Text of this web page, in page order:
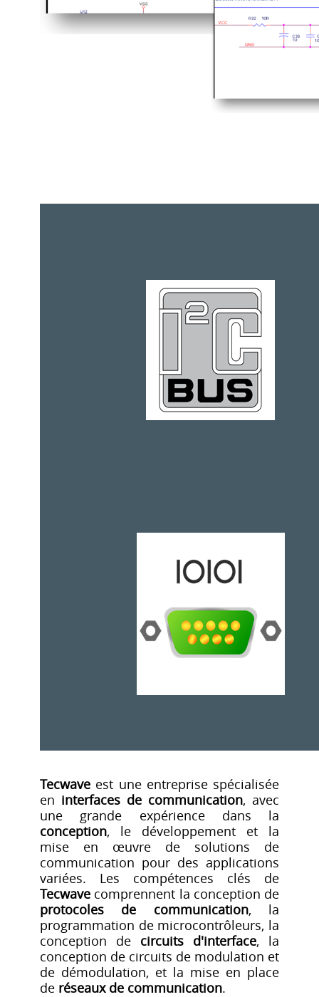
Tecwave est une entreprise spécialisée
en interfaces de communication, avec
une grande expérience dans la
conception, le développement et la
mise en œuvre de solutions de
communication pour des applications
variées. Les compétences clés de
Tecwave comprennent la conception de
protocoles de communication, la
programmation de microcontrôleurs, la
conception de circuits d'interface, la
conception de circuits de modulation et
de démodulation, et la mise en place
de réseaux de communication.